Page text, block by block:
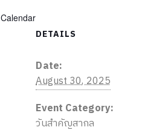
DETAILS
Date:
August 30, 2025
Event Category:
วันสำคัญสากล